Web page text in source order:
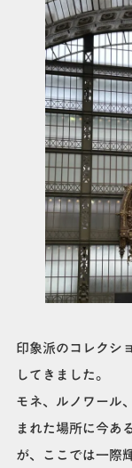
印象派のコレクシ
してきました。
モネ、ルノワール
まれた場所に今あ
が、ここでは一際